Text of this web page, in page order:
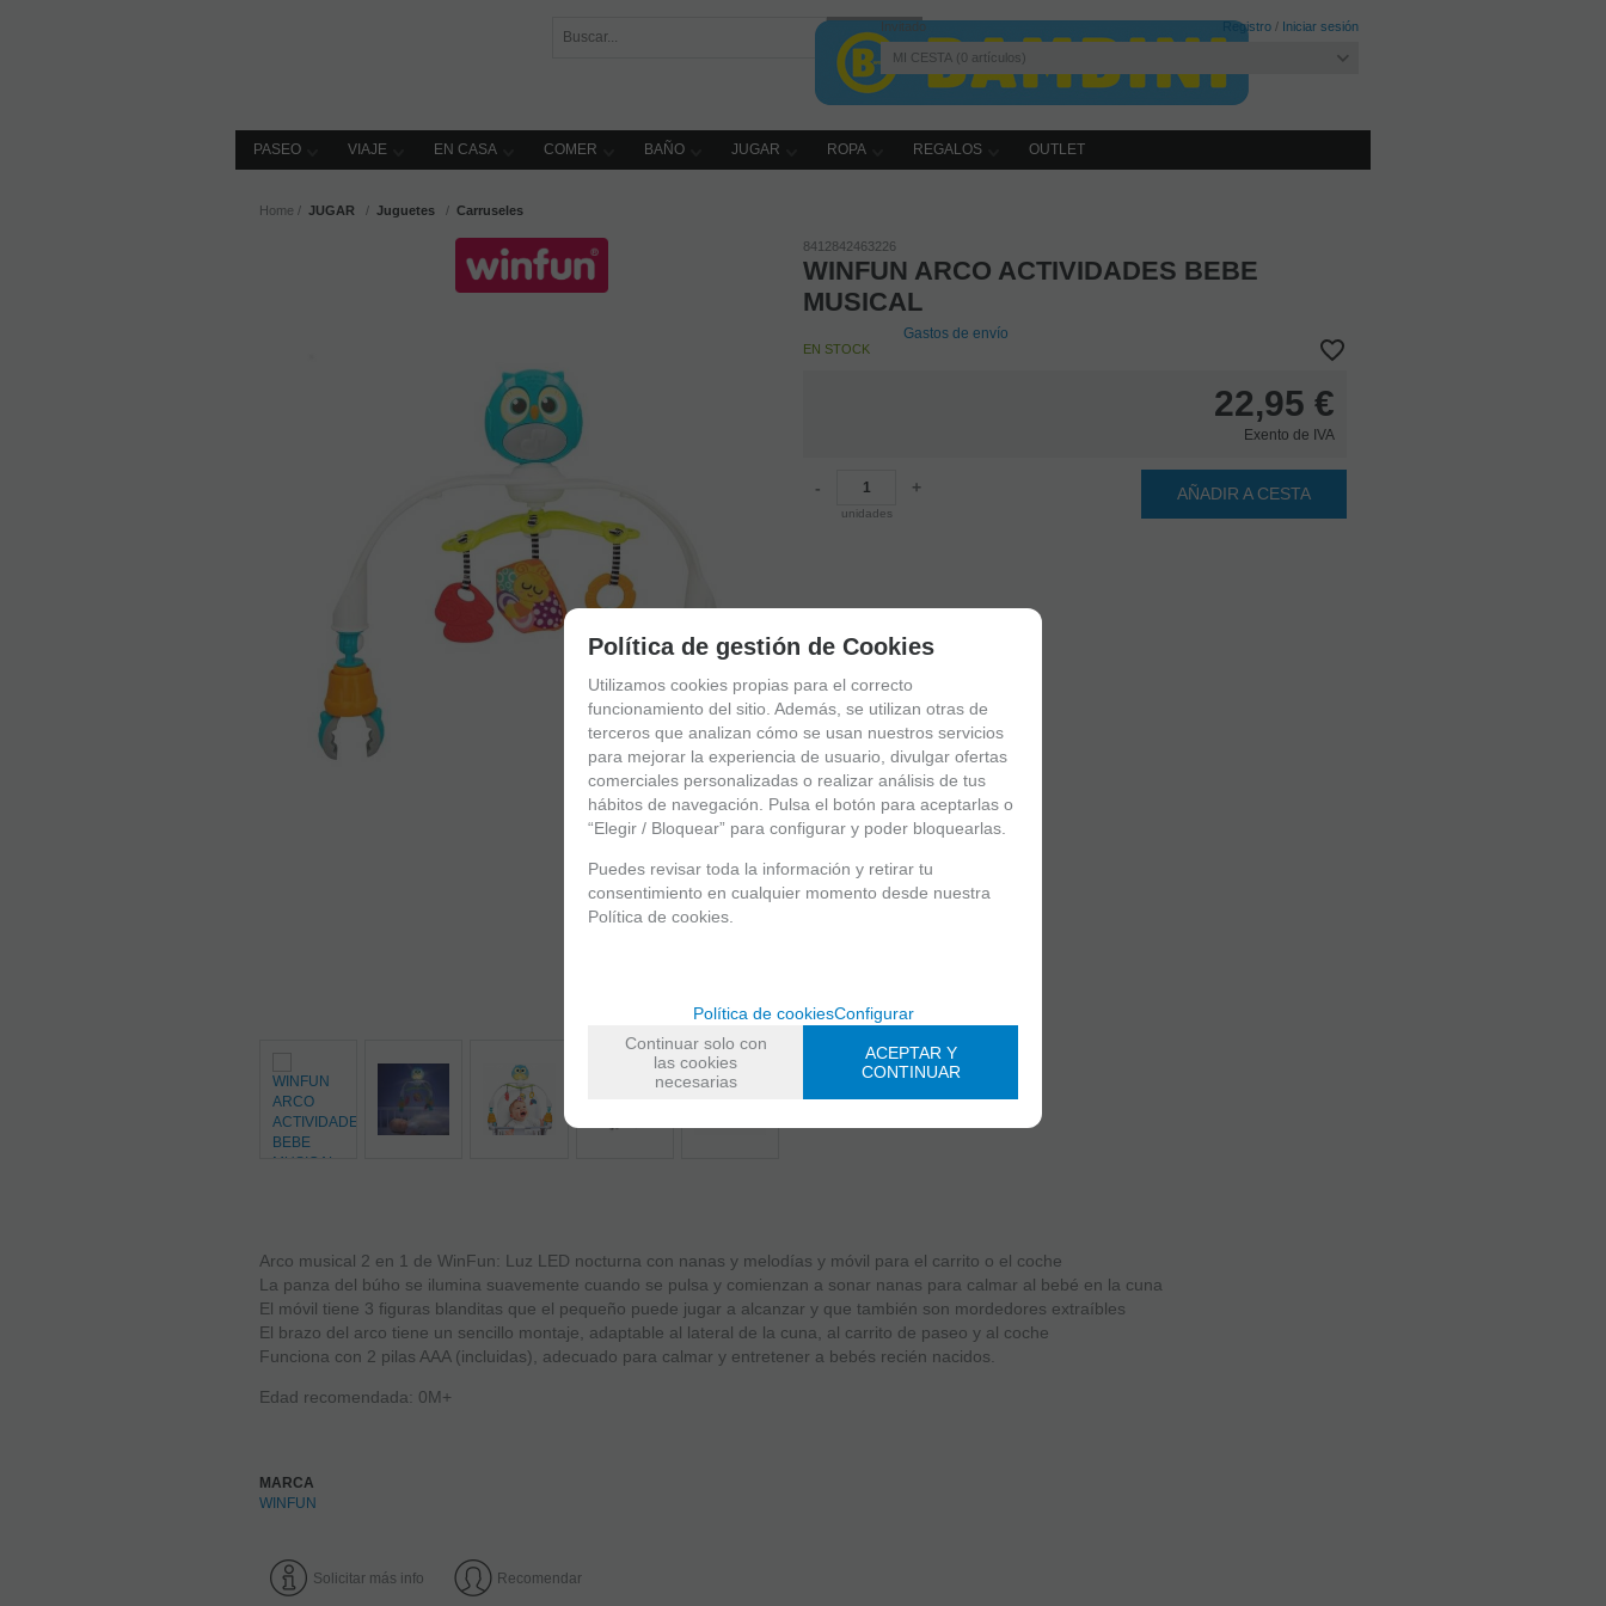
Invitado Registro / Iniciar sesión
MI CESTA 0 artículos
PASEO VIAJE EN CASA COMER BAÑO JUGAR ROPA REGALOS OUTLET
Home JUGAR Juguetes Carruseles
8412842463226
WINFUN ARCO ACTIVIDADES BEBE
MUSICAL
EN STOCK
Gastos de envío
22,95 €
Exento de IVA
-
unidades
+ AÑADIR A CESTA
Arco musical 2 en 1 de WinFun: Luz LED nocturna con nanas y melodías y móvil para el carrito o el coche
La panza del búho se ilumina suavemente cuando se pulsa y comienzan a sonar nanas para calmar al bebé en la cuna
El móvil tiene 3 figuras blanditas que el pequeño puede jugar a alcanzar y que también son mordedores extraíbles
El brazo del arco tiene un sencillo montaje, adaptable al lateral de la cuna, al carrito de paseo y al coche
Funciona con 2 pilas AAA (incluidas), adecuado para calmar y entretener a bebés recién nacidos.
Edad recomendada: 0M+
MARCA
WINFUN
Solicitar más info Recomendar
Política de gestión de Cookies
Utilizamos cookies propias para el correcto
funcionamiento del sitio. Además, se utilizan otras de
terceros que analizan cómo se usan nuestros servicios
para mejorar la experiencia de usuario, divulgar ofertas
comerciales personalizadas o realizar análisis de tus
hábitos de navegación. Pulsa el botón para aceptarlas o
“Elegir / Bloquear” para configurar y poder bloquearlas.
Puedes revisar toda la información y retirar tu
consentimiento en cualquier momento desde nuestra
Política de cookies.
Política de cookiesConfigurar
Continuar solo con
las cookies
necesarias
ACEPTAR Y
CONTINUAR